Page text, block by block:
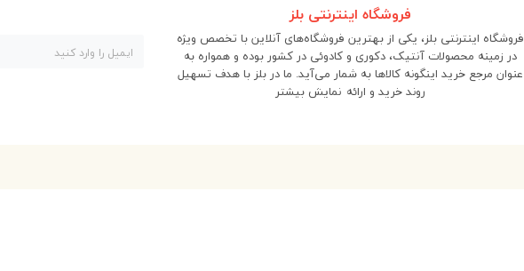
فروشگاه اینترنتی بلز
فروشگاه اینترنتی بلز، یکی از بهترین فروشگاه‌های آنلاین با تخصص ویژه
در زمینه محصولات آنتیک، دکوری و کادوئی در کشور بوده و همواره به
عنوان مرجع خرید اینگونه کالاها به شمار می‌آید. ما در بلز با هدف تسهیل
روند خرید و ارائه نمایش بیشتر